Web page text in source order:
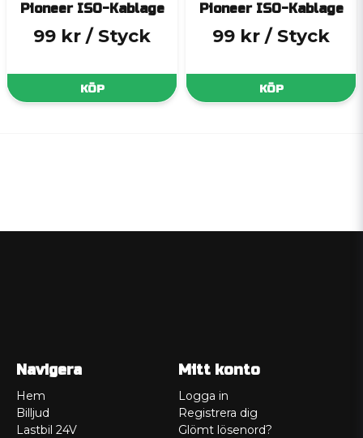
Pioneer ISO-Kablage
99 kr / Styck
KÖP
Pioneer ISO-Kablage
99 kr / Styck
KÖP
Navigera
Hem
Billjud
Lastbil 24V
Mitt konto
Logga in
Registrera dig
Glömt lösenord?